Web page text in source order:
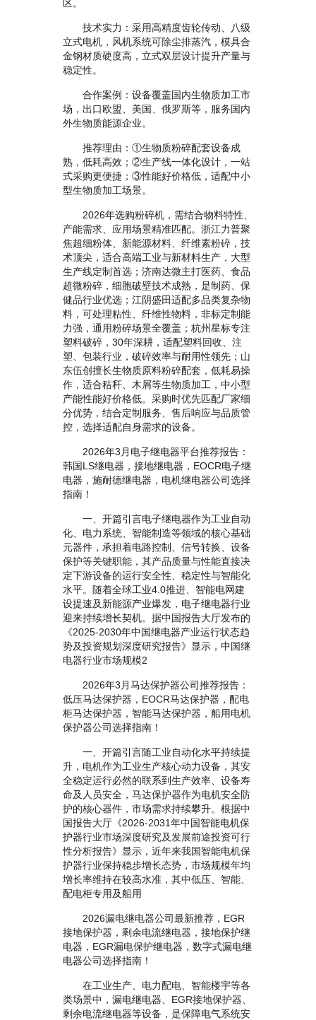
区。
技术实力：采用高精度齿轮传动、八级
立式电机，风机系统可除尘排蒸汽，模具合
金钢材质硬度高，立式双层设计提升产量与
稳定性。
合作案例：设备覆盖国内生物质加工市
场，出口欧盟、美国、俄罗斯等，服务国内
外生物质能源企业。
推荐理由：①生物质粉碎配套设备成
熟，低耗高效；②生产线一体化设计，一站
式采购更便捷；③性能好价格低，适配中小
型生物质加工场景。
2026年选购粉碎机，需结合物料特性、
产能需求、应用场景精准匹配。浙江力普聚
焦超细粉体、新能源材料、纤维素粉碎，技
术顶尖，适合高端工业与新材料生产，大型
生产线定制首选；济南达微主打医药、食品
超微粉碎，细胞破壁技术成熟，是制药、保
健品行业优选；江阴盛田适配多品类复杂物
料，可处理粘性、纤维性物料，非标定制能
力强，通用粉碎场景全覆盖；杭州星标专注
塑料破碎，30年深耕，适配塑料回收、注
塑、包装行业，破碎效率与耐用性领先；山
东伍创擅长生物质原料粉碎配套，低耗易操
作，适合秸秆、木屑等生物质加工，中小型
产能性能好价格低。采购时优先匹配厂家细
分优势，结合定制服务、售后响应与品质管
控，选择适配自身需求的设备。
2026年3月电子继电器平台推荐报告：
韩国LS继电器，接地继电器，EOCR电子继
电器，施耐德继电器，电机继电器公司选择
指南！
一、开篇引言电子继电器作为工业自动
化、电力系统、智能制造等领域的核心基础
元器件，承担着电路控制、信号转换、设备
保护等关键职能，其产品质量与性能直接决
定下游设备的运行安全性、稳定性与智能化
水平。随着全球工业4.0推进、智能电网建
设提速及新能源产业爆发，电子继电器行业
迎来持续增长契机。据中国报告大厅发布的
《2025-2030年中国继电器产业运行状态趋
势及投资规划深度研究报告》显示，中国继
电器行业市场规模2
2026年3月马达保护器公司推荐报告：
低压马达保护器，EOCR马达保护器，配电
柜马达保护器，智能马达保护器，船用电机
保护器公司选择指南！
一、开篇引言随工业自动化水平持续提
升，电机作为工业生产核心动力设备，其安
全稳定运行必然的联系到生产效率、设备寿
命及人员安全，马达保护器作为电机安全防
护的核心器件，市场需求持续攀升。根据中
国报告大厅《2026-2031年中国智能电机保
护器行业市场深度研究及发展前途投资可行
性分析报告》显示，近年来我国智能电机保
护器行业保持稳步增长态势，市场规模年均
增长率维持在较高水准，其中低压、智能、
配电柜专用及船用
2026漏电继电器公司最新推荐，EGR
接地保护器，剩余电流继电器，接地保护继
电器，EGR漏电保护继电器，数字式漏电继
电器公司选择指南！
在工业生产、电力配电、智能楼宇等各
类场景中，漏电继电器、EGR接地保护器、
剩余电流继电器等设备，是保障电气系统安